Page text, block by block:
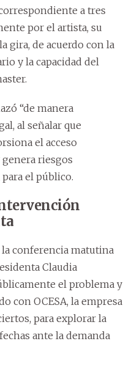
a tres
por el artista, su
gira, de acuerdo con la
y la capacidad del
“de manera
al señalar que
el acceso
riesgos
el público.
la conferencia matutina
Claudia
el problema y
con OCESA, la empresa
para explorar la
ante la demanda